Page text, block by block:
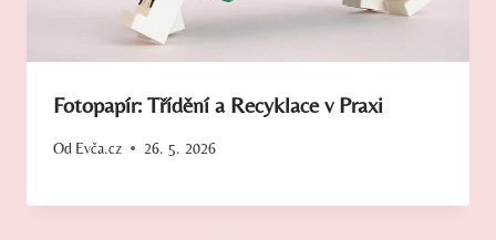
Fotopapír: Třídění a Recyklace v Praxi
Od Evča.cz 26. 5. 2026